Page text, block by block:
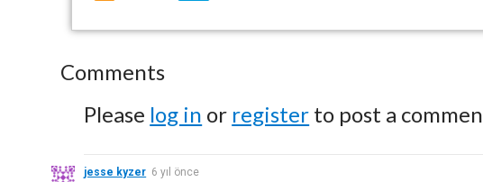
Comments
Please log in or register to post a
jesse kyzer 6 yıl önce